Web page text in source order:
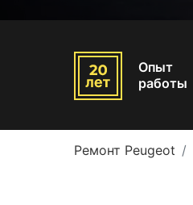
Опыт
работы
Ремонт Peugeot